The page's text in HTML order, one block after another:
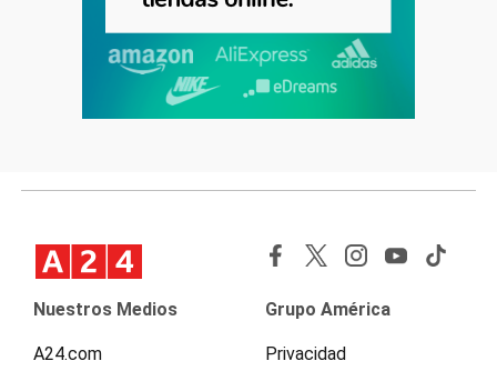
Nuestros Medios
A24.com
Grupo América
Privacidad